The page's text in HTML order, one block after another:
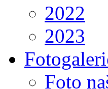
2022
2023
Foto